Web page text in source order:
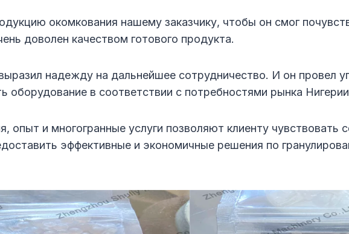
окомкования нашему заказчику, чтобы он смог
доволен качеством готового продукта.
надежду на дальнейшее сотрудничество. И он провел
оборудование в соответствии с потребностями рынка
опыт и многогранные услуги позволяют клиенту чувствовать
эффективные и экономичные решения по